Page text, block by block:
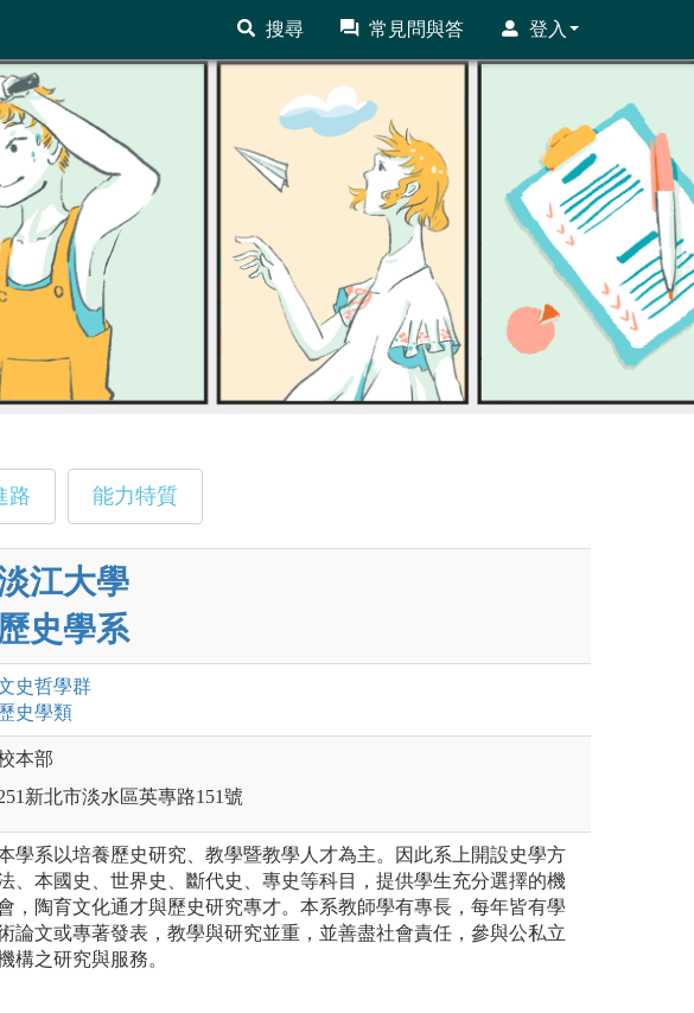
搜尋 常見問與答 登入
路 能力特質
江大學
史學系
史哲學群
史學類
本部
新北市淡水區英專路151號
學系以培養歷史研究、教學暨教學人才為主。因此系上開設史學方
、本國史、世界史、斷代史、專史等科目，提供學生充分選擇的機
，陶育文化通才與歷史研究專才。本系教師學有專長，每年皆有學
論文或專著發表，教學與研究並重，並善盡社會責任，參與公私立
構之研究與服務。